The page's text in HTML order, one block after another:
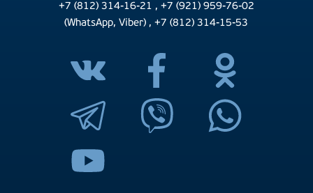
+7 (812) 314-16-21 , +7 (921) 959-76-02
(WhatsApp, Viber) ,+7 (812) 314-15-53